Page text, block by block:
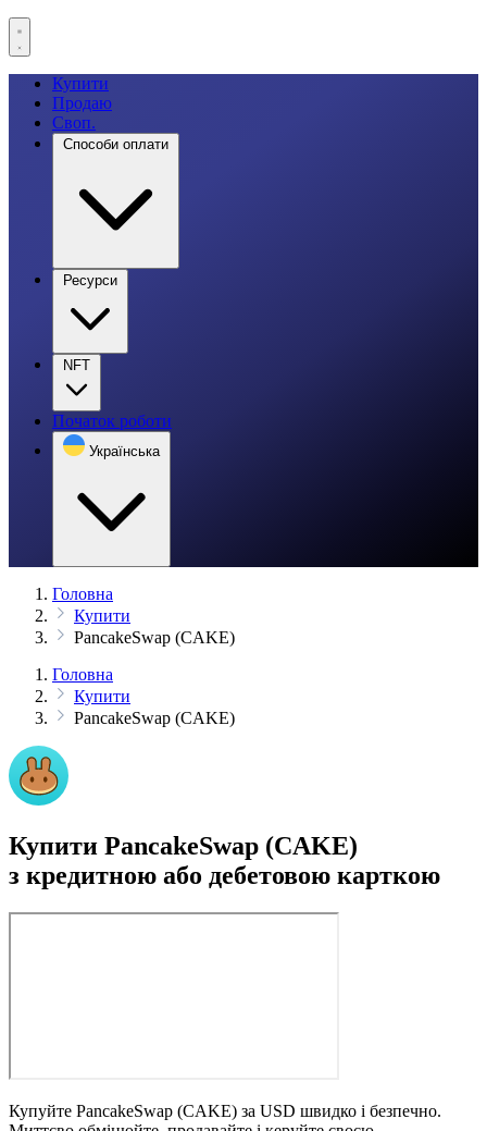
Купити
Продаю
Своп.
Способи оплати
Ресурси
NFT
Початок роботи
Українська
Головна
Купити
PancakeSwap (CAKE)
Головна
Купити
PancakeSwap (CAKE)
Купити PancakeSwap (CAKE)
з кредитною або дебетовою карткою
Купуйте PancakeSwap (CAKE) за USD швидко і безпечно.